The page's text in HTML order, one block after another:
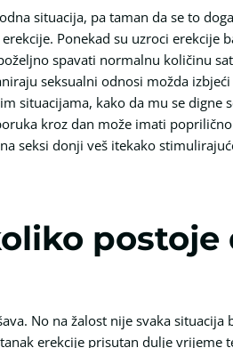
situacija, pa taman da se to
Ponekad su uzroci erekcije
spavati normalnu količinu
seksualni odnosi možda
kako da mu se digne
kroz dan može imati
seksi donji veš itekako
No na žalost nije svaka situacija
erekcije prisutan dulje vrijeme